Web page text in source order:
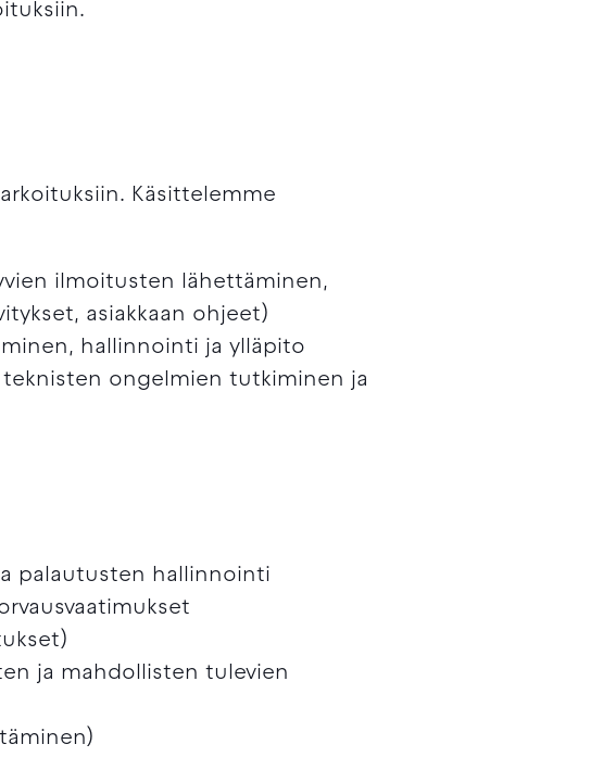
Käsittelemme
ilmoitusten lähettäminen,
asiakkaan ohjeet)
hallinnointi ja ylläpito
ongelmien tutkiminen ja
palautusten hallinnointi
ja mahdollisten tulevien